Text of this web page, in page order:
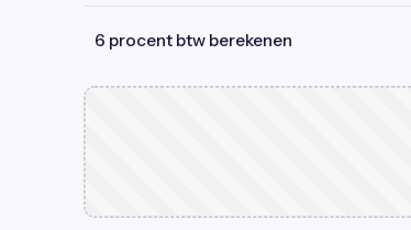
6 procent btw berekenen